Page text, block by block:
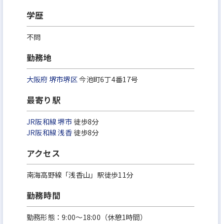
学歴
不問
勤務地
大阪府堺市堺区今池町6丁4番17号
最寄り駅
JR阪和線堺市 徒歩8分
JR阪和線浅香徒歩8分
アクセス
南海高野線「浅香山」駅徒歩11分
勤務時間
勤務形態：9:00～18:00（休憩1時間）